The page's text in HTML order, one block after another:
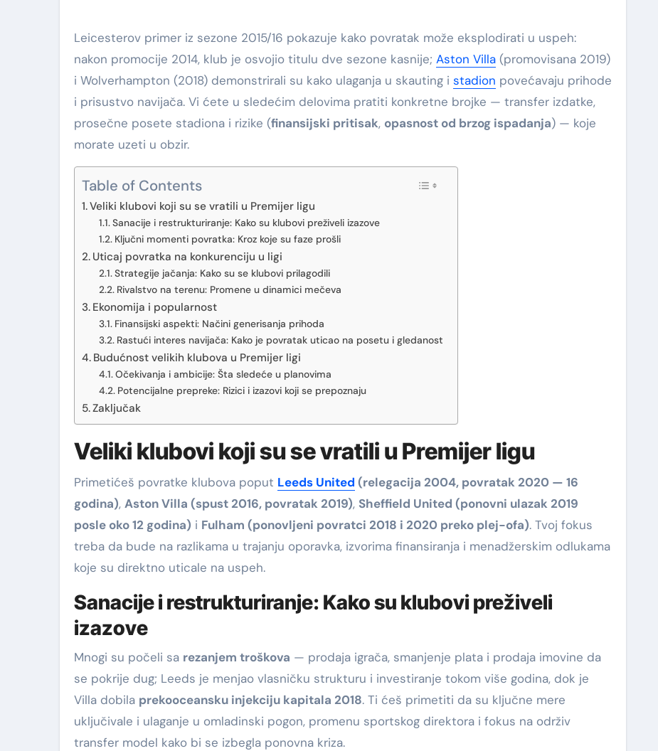
Leicesterov primer iz sezone 2015/16 pokazuje kako povratak može eksplodirati u uspeh:
nakon promocije 2014, klub je osvojio titulu dve sezone kasnije; Aston Villa (promovisana 2019)
i Wolverhampton (2018) demonstrirali su kako ulaganja u skauting i stadion povećavaju prihode
i prisustvo navijača. Vi ćete u sledećim delovima pratiti konkretne brojke — transfer izdatke,
prosečne posete stadiona i rizike (finansijski pritisak, opasnost od brzog ispadanja) — koje
morate uzeti u obzir.
Table of Contents
Veliki klubovi koji su se vratili u Premijer ligu
Sanacije i restrukturiranje: Kako su klubovi preživeli izazove
Ključni momenti povratka: Kroz koje su faze prošli
Uticaj povratka na konkurenciju u ligi
Strategije jačanja: Kako su se klubovi prilagodili
Rivalstvo na terenu: Promene u dinamici mečeva
Ekonomija i popularnost
Finansijski aspekti: Načini generisanja prihoda
Rastući interes navijača: Kako je povratak uticao na posetu i gledanost
Budućnost velikih klubova u Premijer ligi
Očekivanja i ambicije: Šta sledeće u planovima
Potencijalne prepreke: Rizici i izazovi koji se prepoznaju
Zaključak
Veliki klubovi koji su se vratili u Premijer ligu
Primetićeš povratke klubova poput Leeds United (relegacija 2004, povratak 2020 — 16
godina), Aston Villa (spust 2016, povratak 2019), Sheffield United (ponovni ulazak 2019
posle oko 12 godina) i Fulham (ponovljeni povratci 2018 i 2020 preko plej-ofa). Tvoj fokus
treba da bude na razlikama u trajanju oporavka, izvorima finansiranja i menadžerskim odlukama
koje su direktno uticale na uspeh.
Sanacije i restrukturiranje: Kako su klubovi preživeli
izazove
Mnogi su počeli sa rezanjem troškova — prodaja igrača, smanjenje plata i prodaja imovine da
se pokrije dug; Leeds je menjao vlasničku strukturu i investiranje tokom više godina, dok je
Villa dobila prekooceansku injekciju kapitala 2018. Ti ćeš primetiti da su ključne mere
uključivale i ulaganje u omladinski pogon, promenu sportskog direktora i fokus na održiv
transfer model kako bi se izbegla ponovna kriza.